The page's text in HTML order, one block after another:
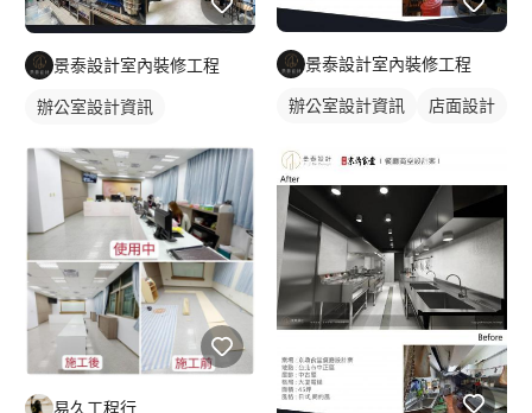
圖>進行初估報價>完成設計約付款。 2.工程程序>現場丈量>需求
溝通>繪製平面配置圖>確認初估報價簽約>再次繪製平面確認施工
圖>安排進度表>進行施工>完工確認。(單純只有繪製施工圖，一
般收費標準佔總工程費約5-8％費用)(依照專案有所不同) Q:這麼樣
間照片或是影片,寫下你想要的空間氛圍,喜歡的飯店或是不喜歡的
事物,還有多跟家庭成員溝通收納等問題,收集好給設計師參考,大大
提升設計師規劃理想的空間歐，多溝通讓設計師多了解你們，對未
來順利執行案子非常有幫助。 Q:為什麼要監工費與工程管理證照
A:本公司有具備專業工程管理施工證照人員,執行工程時要有經驗
豐富的工務掌握工程進度與廠商協調及工程管理，讓整個工程順利
完成收尾，幫客戶把關施工品質非常重要的角色,監工費一般收費
標準佔總工程費10~15％費用。(包含繪製施工圖與系統套圖)。 Q:
工程是給設計師,還是我自己發包呢？ A:自己發包也可以,不過你要
花很多時間,很多工班做不出你的預期,導致修改追加糾紛等問題,如
景泰設計室內裝修工程
辦公室設計資訊
易久工程行
景泰設計室內裝修工程
辦公室設計資訊 店面設計